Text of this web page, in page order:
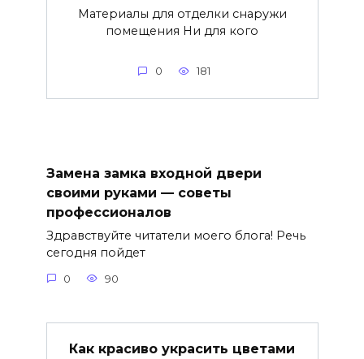
Материалы для отделки снаружи
помещения Ни для кого
0 181
Замена замка входной двери
своими руками — советы
профессионалов
Здравствуйте читатели моего блога! Речь
сегодня пойдет
0 90
Как красиво украсить цветами